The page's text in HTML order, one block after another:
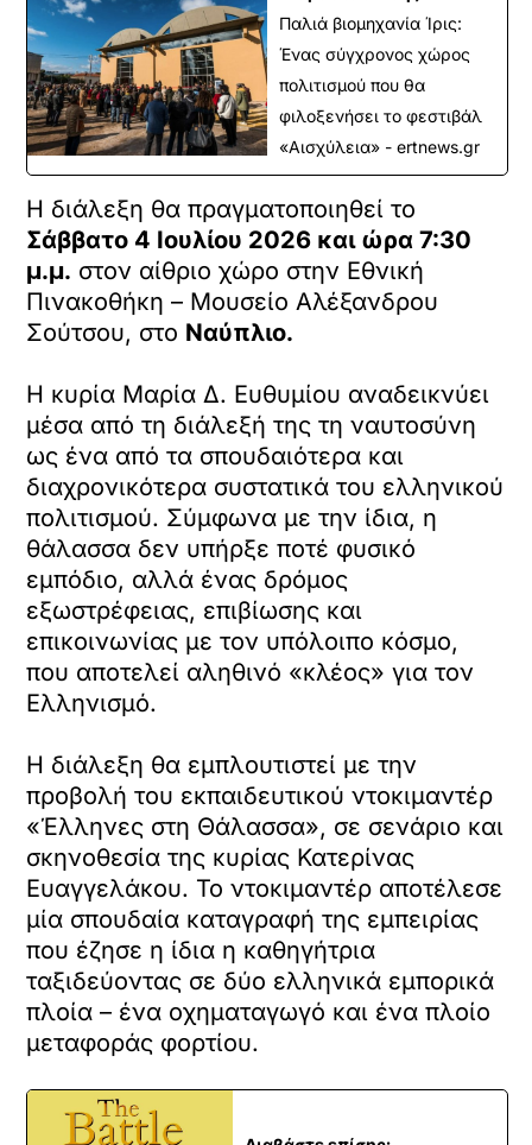
Παλιά βιομηχανία Ίρις:
Ένας σύγχρονος χώρος
πολιτισμού που θα
φιλοξενήσει το φεστιβάλ
«Αισχύλεια» - ertnews.gr
Η διάλεξη θα πραγματοποιηθεί το
Σάββατο 4 Ιουλίου 2026 και ώρα 7:30
μ.μ. στον αίθριο χώρο στην Εθνική
Πινακοθήκη – Μουσείο Αλέξανδρου
Σούτσου, στο Ναύπλιο.
Η κυρία Μαρία Δ. Ευθυμίου αναδεικνύει
μέσα από τη διάλεξή της τη ναυτοσύνη
ως ένα από τα σπουδαιότερα και
διαχρονικότερα συστατικά του ελληνικού
πολιτισμού. Σύμφωνα με την ίδια, η
θάλασσα δεν υπήρξε ποτέ φυσικό
εμπόδιο, αλλά ένας δρόμος
εξωστρέφειας, επιβίωσης και
επικοινωνίας με τον υπόλοιπο κόσμο,
που αποτελεί αληθινό «κλέος» για τον
Ελληνισμό.
Η διάλεξη θα εμπλουτιστεί με την
προβολή του εκπαιδευτικού ντοκιμαντέρ
«Έλληνες στη Θάλασσα», σε σενάριο και
σκηνοθεσία της κυρίας Κατερίνας
Ευαγγελάκου. Το ντοκιμαντέρ αποτέλεσε
μία σπουδαία καταγραφή της εμπειρίας
που έζησε η ίδια η καθηγήτρια
ταξιδεύοντας σε δύο ελληνικά εμπορικά
πλοία – ένα οχηματαγωγό και ένα πλοίο
μεταφοράς φορτίου.